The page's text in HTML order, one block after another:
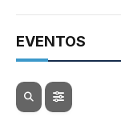
EVENTOS